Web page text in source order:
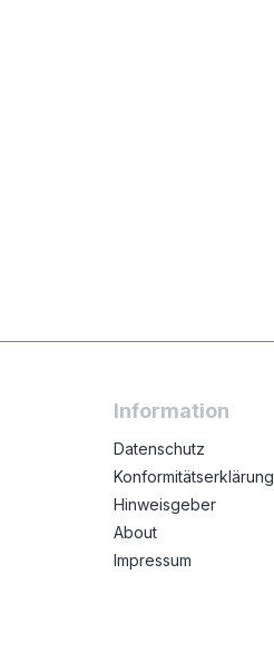
Information
Datenschutz
Konformitätserklärung
Hinweisgeber
About
Impressum